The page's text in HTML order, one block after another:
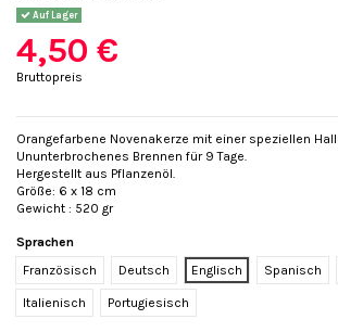
Auf Lager
4,50 €
Bruttopreis
Orangefarbene Novenakerze mit einer speziellen
Ununterbrochenes Brennen für 9 Tage.
Hergestellt aus Pflanzenöl.
Größe: 6 x 18 cm
Gewicht : 520 gr
Sprachen
Französisch
Deutsch Englisch Spanisch
Italienisch Portugiesisch